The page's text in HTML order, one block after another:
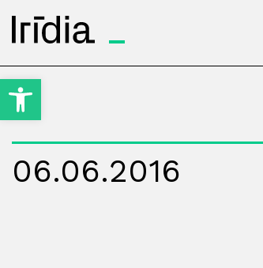
Obre la barra d'eines
Irídia
06.06.2016